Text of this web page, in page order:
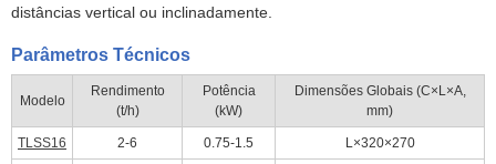
distâncias vertical ou inclinadamente.
Parâmetros Técnicos
Modelo
Rendimento
(t/h)
Potência
(kW)
Dimensões Globais (C×L×A,
mm)
TLSS16 2-6 0.75-1.5 L×320×270